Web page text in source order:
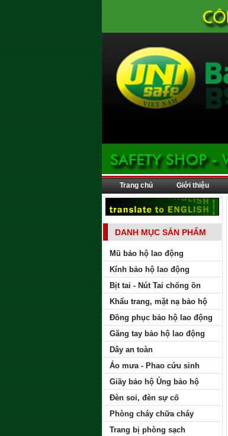
Trang chủ Giới thiệu
DANH MỤC SẢN PHẨM
Mũ bảo hộ lao động
Kính bảo hộ lao động
Bịt tai - Nút Tai chống ồn
Khẩu trang, mặt nạ bảo hộ
Đồng phục bảo hộ lao động
Găng tay bảo hộ lao động
Dây an toàn
Áo mưa - Phao cứu sinh
Giầy bảo hộ Ủng bảo hộ
Đèn soi, đèn sự cố
Phòng cháy chữa cháy
Trang bị phòng sạch